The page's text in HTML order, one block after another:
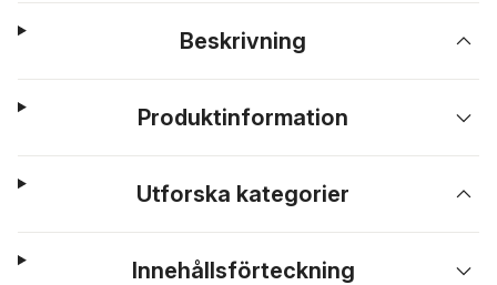
Beskrivning
Produktinformation
Utforska kategorier
Innehållsförteckning